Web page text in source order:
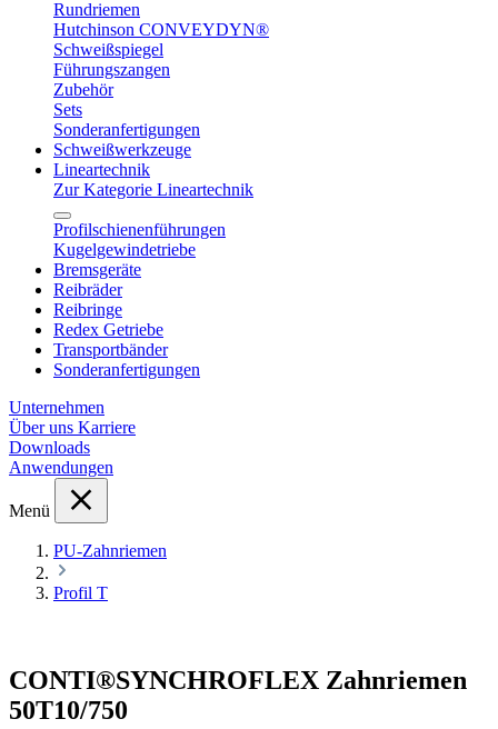
Rundriemen
Hutchinson CONVEYDYN®
Schweißspiegel
Führungszangen
Zubehör
Sets
Sonderanfertigungen
Schweißwerkzeuge
Lineartechnik
Zur Kategorie Lineartechnik
Profilschienenführungen
Kugelgewindetriebe
Bremsgeräte
Reibräder
Reibringe
Redex Getriebe
Transportbänder
Sonderanfertigungen
Unternehmen
Über uns Karriere
Downloads
Anwendungen
Menü
PU-Zahnriemen
Profil T
CONTI®SYNCHROFLEX Zahnriemen
50T10/750